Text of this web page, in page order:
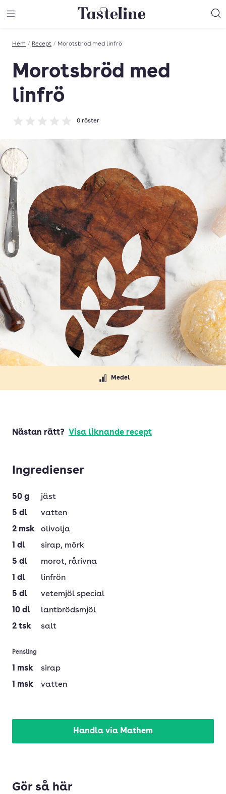
Till Tastelines startsida
Hem / Recept / Morotsbröd med linfrö
Morotsbröd med
linfrö
Betyg: 0 av 5
0 röster
Medel
Nästan rätt? Visa liknande recept
Ingredienser
50 g
jäst
5 dl
vatten
2 msk
olivolja
1 dl sirap, mörk
5 dl morot, rårivna
1 dl
linfrön
5 dl
vetemjöl special
10 dl
lantbrödsmjöl
2 tsk salt
Pensling
1 msk
sirap
1 msk vatten
Handla via Mathem
Gör så här